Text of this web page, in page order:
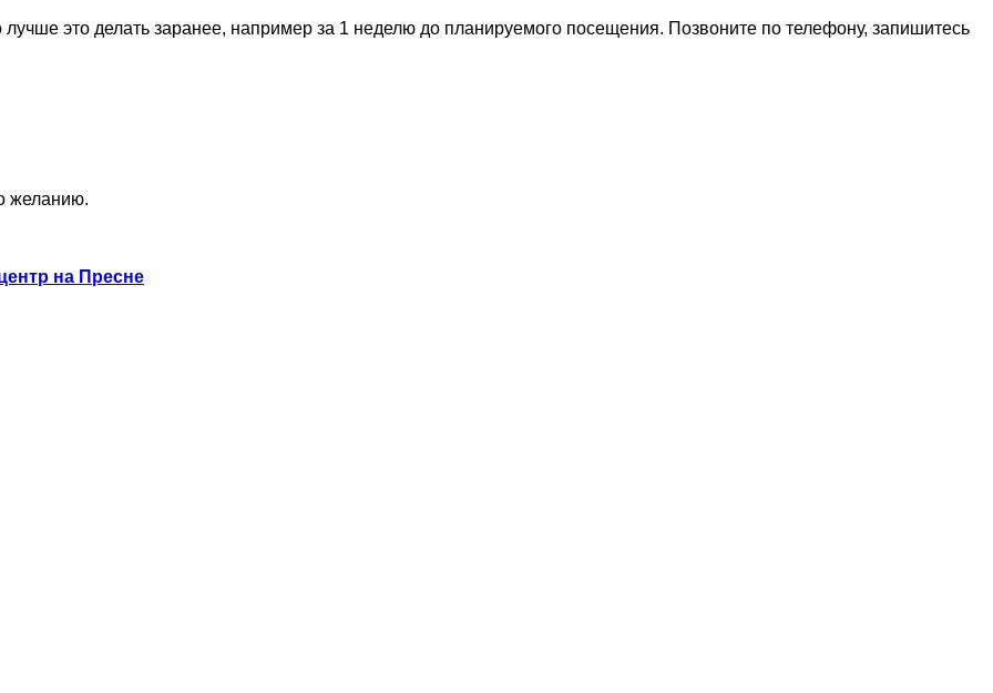
это делать заранее, например за 1 неделю до планируемого посещения. Позвоните по телефону, запишитесь
желанию.
на Пресне